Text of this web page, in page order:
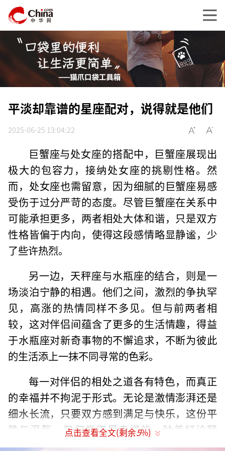
平淡却靠谱的星座配对，说得就是他们
2025-06-25 13:04:22
巨蟹座与处女座的搭配中，巨蟹座展现出
极大的包容力，接纳处女座的挑剔性格。然
而，处女座也需留意，因为细腻的巨蟹座易感
受伤于过分严苛的态度。尽管巨蟹座在关系中
可能承担更多，两者相处大体和谐，只是双方
性格皆偏于内向，使得这段感情略显静谧，少
了些许热烈。
另一边，天秤座与水瓶座的结合，则是一
场淡泊宁静的相遇。他们之间，激烈的争执罕
见，高涨的热情同样不多见。但与前两者相
较，这对伴侣间蕴含了更多的生活情趣，得益
于水瓶座对新奇事物的不懈追求，不断为彼此
的生活添上一抹不同寻常的色彩。
每一对伴侣的相处之道各有特色，而真正
的幸福并不拘泥于形式。无论是激情澎湃还是
细水长流，只要双方感到满足与快乐，这份平
静与温馨，又何尝不是幸福的一种美好诠释
呢？
点击查看全文(剩余5%)